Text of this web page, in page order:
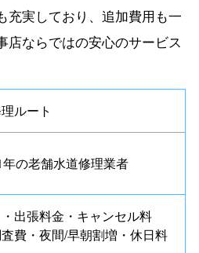
充実しており、追加費用も一
店ならではの安心のサービス
ルート
の老舗水道修理業者
出張料金 ・ キャンセル料
費・夜間/早朝割増 ・ 休日料